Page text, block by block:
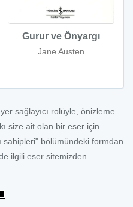
Gurur ve Önyargı
Jane Austen
sağlayıcı rolüyle, önizleme
size ait olan bir eser için
sahipleri" bölümündeki formdan
ilgili eser sitemizden